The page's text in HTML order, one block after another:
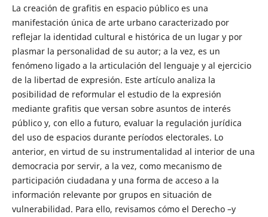
La creación de grafitis en espacio público es una
manifestación única de arte urbano caracterizado por
reflejar la identidad cultural e histórica de un lugar y por
plasmar la personalidad de su autor; a la vez, es un
fenómeno ligado a la articulación del lenguaje y al ejercicio
de la libertad de expresión. Este artículo analiza la
posibilidad de reformular el estudio de la expresión
mediante grafitis que versan sobre asuntos de interés
público y, con ello a futuro, evaluar la regulación jurídica
del uso de espacios durante períodos electorales. Lo
anterior, en virtud de su instrumentalidad al interior de una
democracia por servir, a la vez, como mecanismo de
participación ciudadana y una forma de acceso a la
información relevante por grupos en situación de
vulnerabilidad. Para ello, revisamos cómo el Derecho –y